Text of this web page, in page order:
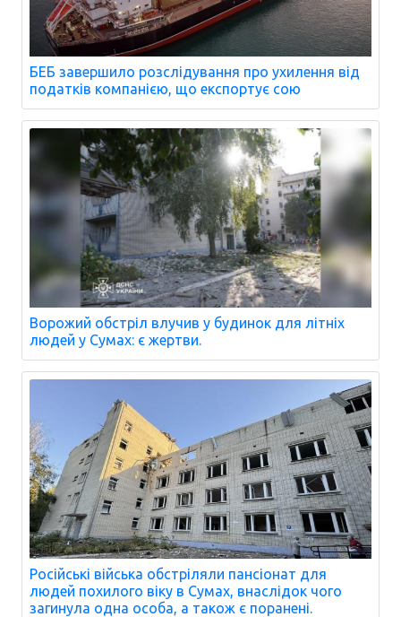
БЕБ завершило розслідування про ухилення від
податків компанією, що експортує сою
Ворожий обстріл влучив у будинок для літніх
людей у Сумах: є жертви.
Російські війська обстріляли пансіонат для
людей похилого віку в Сумах, внаслідок чого
загинула одна особа, а також є поранені.